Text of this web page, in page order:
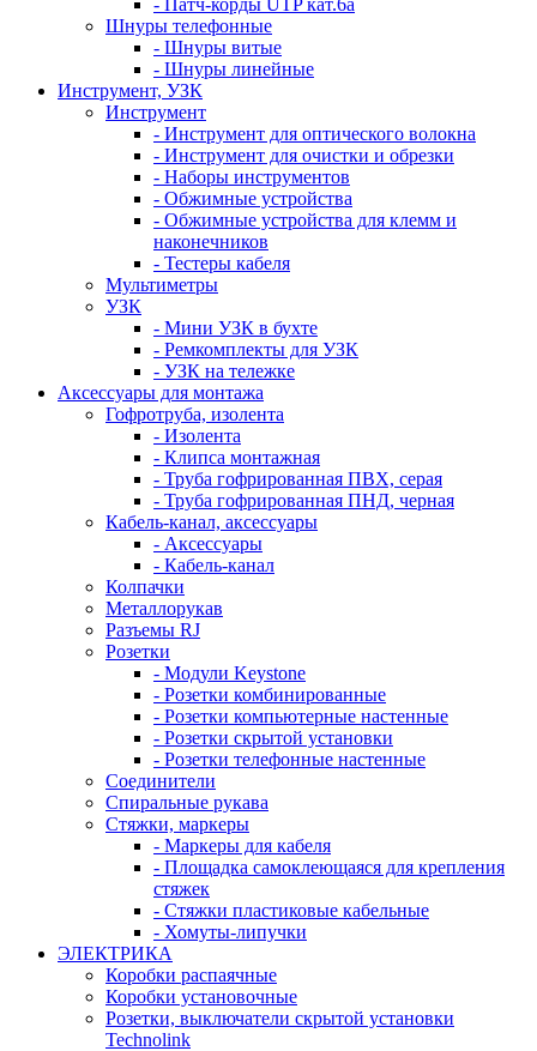
- Патч-корды UTP кат.6а
Шнуры телефонные
- Шнуры витые
- Шнуры линейные
Инструмент, УЗК
Инструмент
- Инструмент для оптического волокна
- Инструмент для очистки и обрезки
- Наборы инструментов
- Обжимные устройства
- Обжимные устройства для клемм и
наконечников
- Тестеры кабеля
Мультиметры
УЗК
- Мини УЗК в бухте
- Ремкомплекты для УЗК
- УЗК на тележке
Аксессуары для монтажа
Гофротруба, изолента
- Изолента
- Клипса монтажная
- Труба гофрированная ПВХ, серая
- Труба гофрированная ПНД, черная
Кабель-канал, аксессуары
- Аксессуары
- Кабель-канал
Колпачки
Металлорукав
Разъемы RJ
Розетки
- Модули Keystone
- Розетки комбинированные
- Розетки компьютерные настенные
- Розетки скрытой установки
- Розетки телефонные настенные
Соединители
Спиральные рукава
Стяжки, маркеры
- Маркеры для кабеля
- Площадка самоклеющаяся для крепления
стяжек
- Стяжки пластиковые кабельные
- Хомуты-липучки
ЭЛЕКТРИКА
Коробки распаячные
Коробки установочные
Розетки, выключатели скрытой установки
Technolink